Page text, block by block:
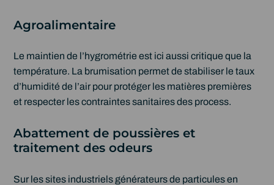
Agroalimentaire
Le maintien de l’hygrométrie est ici aussi critique que la
température. La brumisation permet de stabiliser le taux
d’humidité de l’air pour protéger les matières premières
et respecter les contraintes sanitaires des process.
Abattement de poussières et
traitement des odeurs
Sur les sites industriels générateurs de particules en